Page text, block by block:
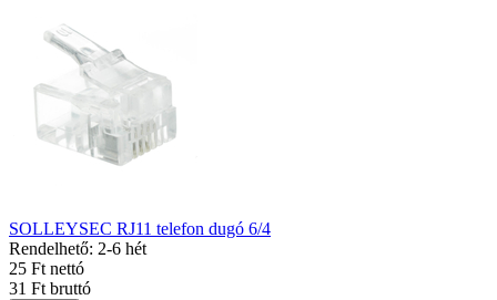
SOLLEYSEC RJ11 telefon dugó 6/4
Rendelhető: 2-6 hét
25 Ft nettó
31 Ft bruttó